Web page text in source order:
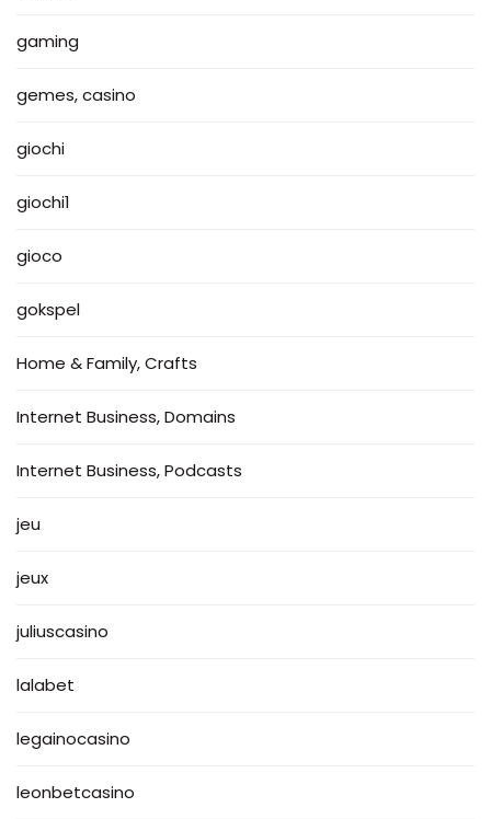
gaming
gemes, casino
giochi
giochi1
gioco
gokspel
Home & Family, Crafts
Internet Business, Domains
Internet Business, Podcasts
jeu
jeux
juliuscasino
lalabet
legainocasino
leonbetcasino